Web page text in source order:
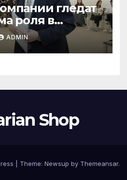
гледат
роля в
ADMIN
Shop
Theme: Newsup by Themeansar.